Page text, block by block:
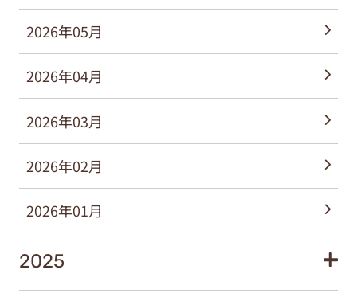
2026年05月
2026年04月
2026年03月
2026年02月
2026年01月
2025